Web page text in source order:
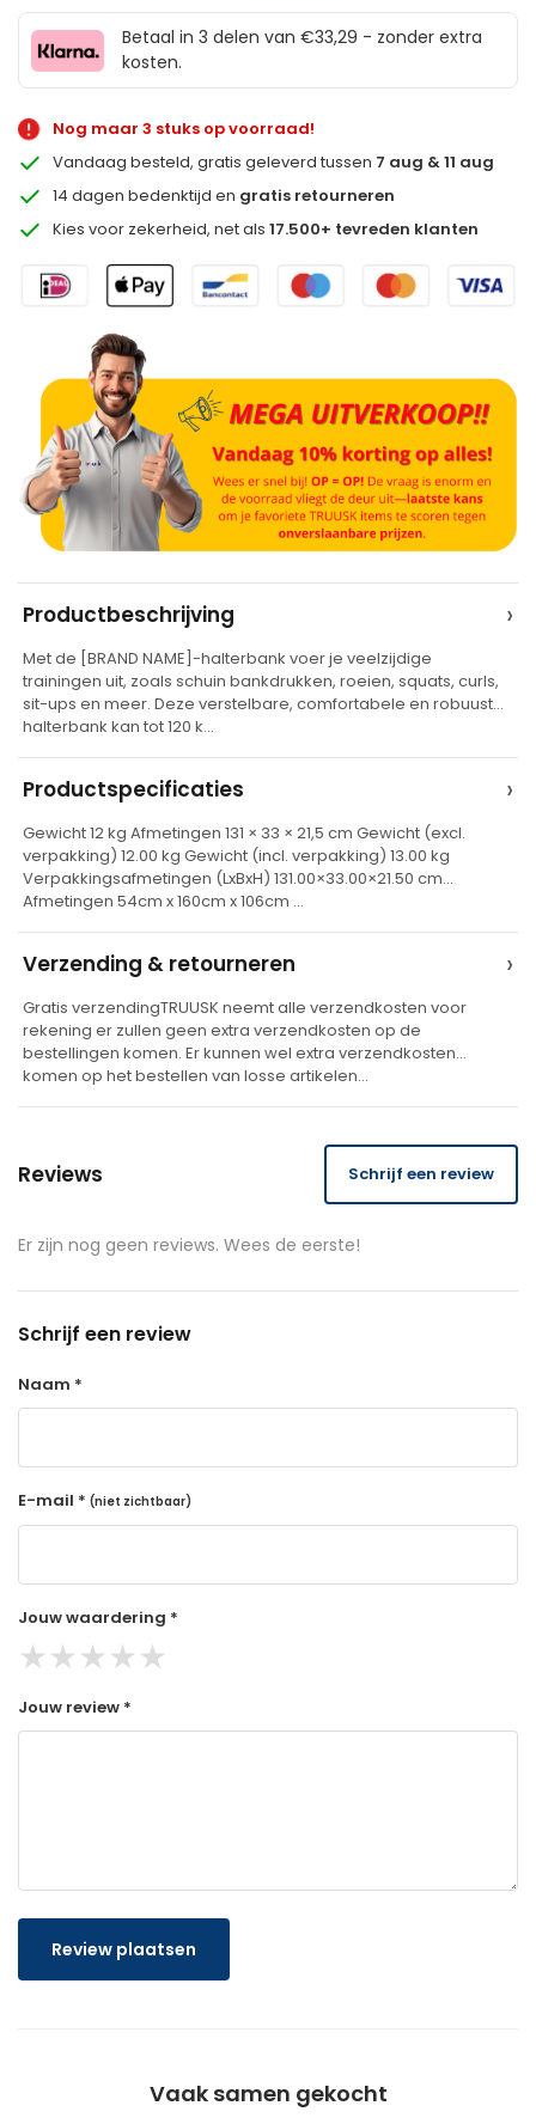
Betaal in 3 delen van €33,29 - zonder extra
kosten.
Nog maar 3 stuks op voorraad!
Vandaag besteld, gratis geleverd tussen 7 aug & 11 aug
14 dagen bedenktijd en gratis retourneren
Kies voor zekerheid, net als17.500+ tevreden klanten
t
e
r
a
t
v
e
Productbeschrijving ›
Met de [BRAND NAME]-halterbank voer je veelzijdige
trainingen uit, zoals schuin bankdrukken, roeien, squats, curls,
sit-ups en meer. Deze verstelbare, comfortabele en robuuste
halterbank kan tot 120 k…
Productspecificaties ›
Gewicht 12 kg Afmetingen 131 × 33 × 21,5 cm Gewicht (excl.
verpakking) 12.00 kg Gewicht (incl. verpakking) 13.00 kg
Verpakkingsafmetingen (LxBxH) 131.00×33.00×21.50 cm
Afmetingen 54cm x 160cm x 106cm …
Verzending & retourneren ›
Gratis verzendingTRUUSK neemt alle verzendkosten voor
rekening er zullen geen extra verzendkosten op de
bestellingen komen. Er kunnen wel extra verzendkosten
komen op het bestellen van losse artikelen…
Reviews Schrijf een review
Er zijn nog geen reviews. Wees de eerste!
Schrijf een review
Naam *
E-mail * (niet zichtbaar)
Jouw waardering *
★★★★★
Jouw review *
Review plaatsen
Vaak samen gekocht